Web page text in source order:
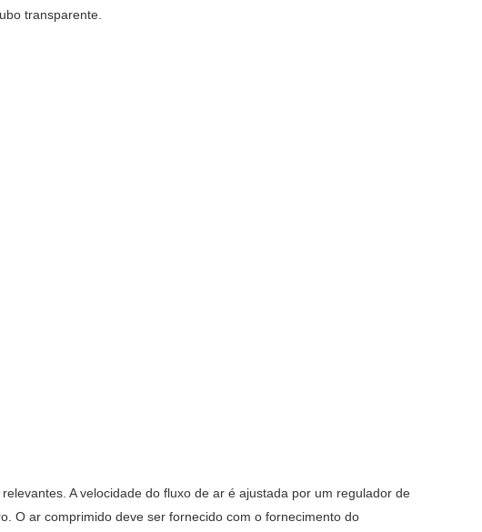
transparente.
A velocidade do fluxo de ar é ajustada por um regulador de
O ar comprimido deve ser fornecido com o fornecimento do